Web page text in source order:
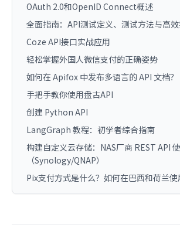
OAuth 2.0和OpenID Connect概述
全面指南：API测试定义、测试方法与高
Coze API接口实战应用
轻松掌握外国人微信支付的正确姿势
如何在 Apifox 中发布多语言的 API 文档？
手把手教你使用盘古API
创建 Python API
LangGraph 教程：初学者综合指南
构建自定义云存储：NAS厂商 REST API
（Synology/QNAP）
Pix支付方式是什么？如何在巴西和荷兰使